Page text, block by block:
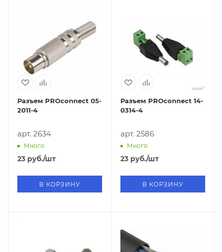
Разъем PROconnect 05-
2011-4
арт. 2634
Много
23 руб./шт
В КОРЗИНУ
Разъем PROconnect 14-
0314-4
арт. 2586
Много
23 руб./шт
В КОРЗИНУ